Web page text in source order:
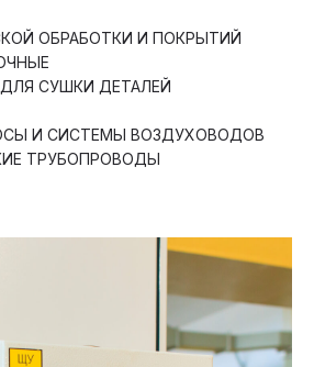
ОБРАБОТКИ И ПОКРЫТИЙ
СУШКИ ДЕТАЛЕЙ
И СИСТЕМЫ ВОЗДУХОВОДОВ
ТРУБОПРОВОДЫ